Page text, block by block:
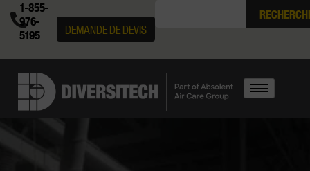
1-855-
976-
5195
DEMANDE DE DEVIS